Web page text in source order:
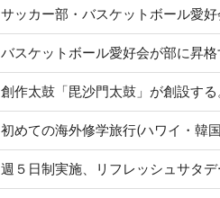
サッカー部・バスケットボール愛好
バスケットボール愛好会が部に昇格
創作太鼓「毘沙門太鼓」が創設する
初めての海外修学旅行(ハワイ・韓
週５日制実施、リフレッシュサタデ